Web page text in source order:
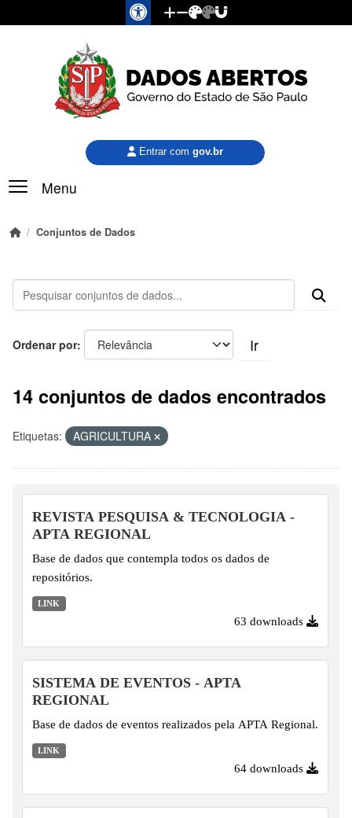
Pular para o conteúdo principal
Menu
Entrar com gov.br
Conjuntos de Dados
Ordenar por Ir
14 conjuntos de dados encontrados
Etiquetas: AGRICULTURA
REVISTA PESQUISA & TECNOLOGIA -
APTA REGIONAL
Base de dados que contempla todos os dados de
repositórios.
LINK
63 downloads
SISTEMA DE EVENTOS - APTA
REGIONAL
Base de dados de eventos realizados pela APTA Regional.
LINK
64 downloads